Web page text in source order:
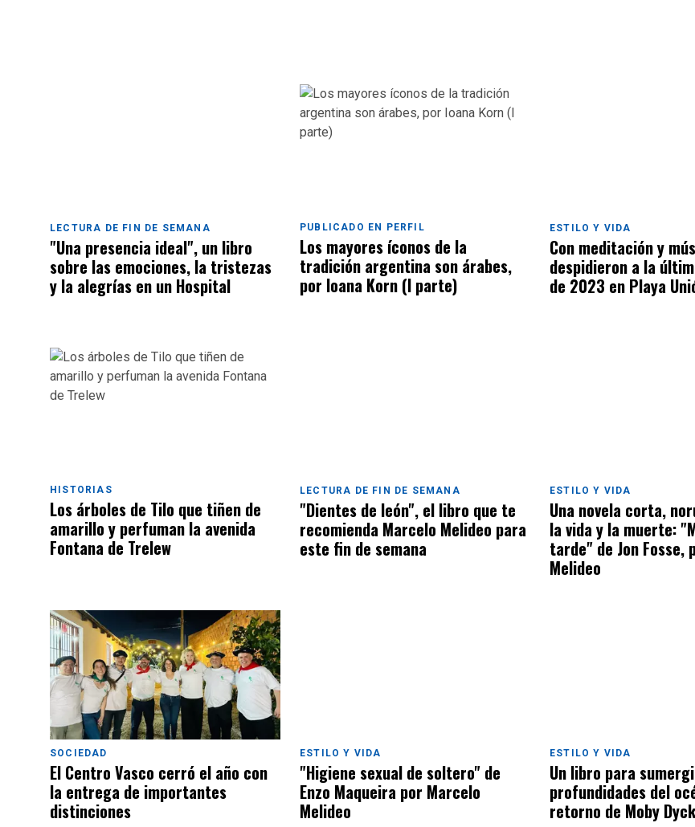
LECTURA DE FIN DE SEMANA
"Una presencia ideal", un libro
sobre las emociones, la tristezas
y la alegrías en un Hospital
PUBLICADO EN PERFIL
Los mayores íconos de la
tradición argentina son árabes,
por Ioana Korn (I parte)
ESTILO Y VIDA
Con meditación y
despidieron a la
de 2023 en Playa
HISTORIAS
Los árboles de Tilo que tiñen de
amarillo y perfuman la avenida
Fontana de Trelew
LECTURA DE FIN DE SEMANA
"Dientes de león", el libro que te
recomienda Marcelo Melideo para
este fin de semana
ESTILO Y VIDA
Una novela corta,
la vida y la muerte:
tarde" de Jon Fosse,
Melideo
SOCIEDAD
El Centro Vasco cerró el año con
la entrega de importantes
distinciones
ESTILO Y VIDA
"Higiene sexual de soltero" de
Enzo Maqueira por Marcelo
Melideo
ESTILO Y VIDA
Un libro para
profundidades del
retorno de Moby